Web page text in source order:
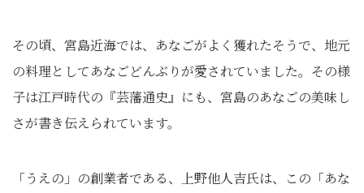
その頃、宮島近海では、あなごがよく獲れたそうで、地元
の料理としてあなごどんぶりが愛されていました。その様
子は江戸時代の『芸藩通史』にも、宮島のあなごの美味し
さが書き伝えられています。
「うえの」の創業者である、上野他人吉氏は、この「あな